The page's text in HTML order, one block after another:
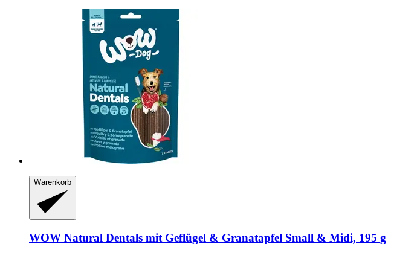
Warenkorb
WOW Natural Dentals mit Geflügel & Granatapfel Small & Midi, 195 g